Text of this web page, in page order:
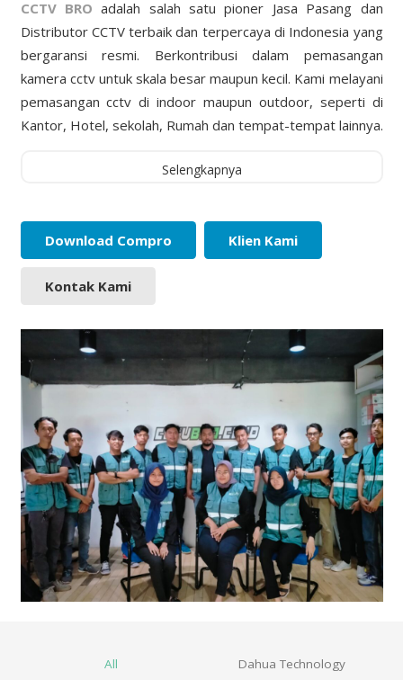
CCTV BRO adalah salah satu pioner Jasa Pasang dan
Distributor CCTV terbaik dan terpercaya di Indonesia yang
bergaransi resmi. Berkontribusi dalam pemasangan
kamera cctv untuk skala besar maupun kecil. Kami melayani
pemasangan cctv di indoor maupun outdoor, seperti di
Kantor, Hotel, sekolah, Rumah dan tempat-tempat lainnya.
Selengkapnya
Download Compro Klien Kami
Kontak Kami
All Dahua Technology